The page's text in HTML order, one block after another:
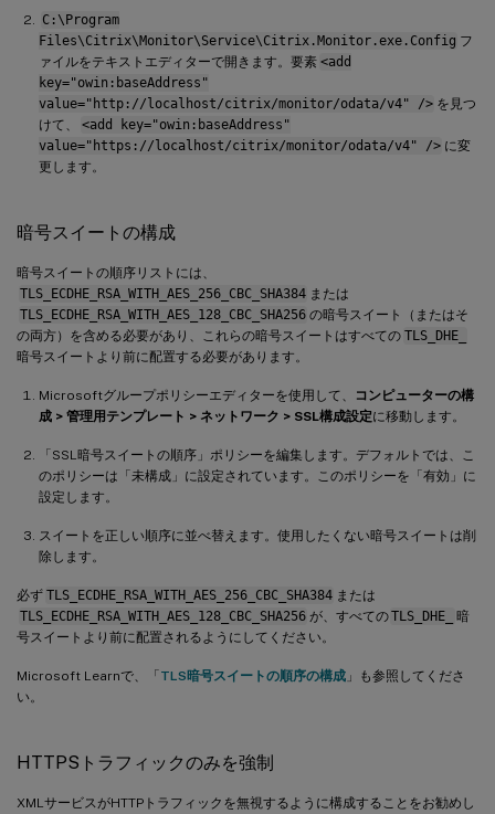
C:\Program
Files\Citrix\Monitor\Service\Citrix.Monitor.exe.Config フ
ァイルをテキストエディターで開きます。要素 <add
key="owin:baseAddress"
value="http://localhost/citrix/monitor/odata/v4" /> を見つ
けて、
<add key="owin:baseAddress"
value="https://localhost/citrix/monitor/odata/v4" /> に変
更します。
暗号スイートの構成
暗号スイートの順序リストには、
TLS_ECDHE_RSA_WITH_AES_256_CBC_SHA384 または
TLS_ECDHE_RSA_WITH_AES_128_CBC_SHA256 の暗号スイート（またはそ
の両方）を含める必要があり、これらの暗号スイートはすべての TLS_DHE_
暗号スイートより前に配置する必要があります。
Microsoftグループポリシーエディターを使用して、
コンピューターの構
成 > 管理用テンプレート > ネットワーク > SSL構成設定に移動します。
「SSL暗号スイートの順序」ポリシーを編集します。デフォルトでは、こ
のポリシーは「未構成」に設定されています。このポリシーを「有効」に
設定します。
スイートを正しい順序に並べ替えます。使用したくない暗号スイートは削
除します。
必ず TLS_ECDHE_RSA_WITH_AES_256_CBC_SHA384 または
TLS_ECDHE_RSA_WITH_AES_128_CBC_SHA256 が、すべてのTLS_DHE_
暗
号スイートより前に配置されるようにしてください。
Microsoft Learnで、「TLS暗号スイートの順序の構成 」も参照してくださ
い。
HTTPSトラフィックのみを強制
XMLサービスがHTTPトラフィックを無視するように構成することをお勧めし